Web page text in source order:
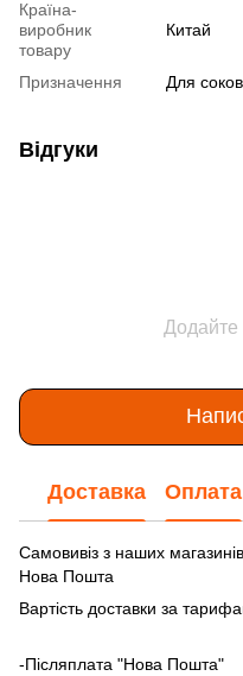
Країна-
виробник
товару
Китай
Призначення Для
Відгуки
Додайте
Доставка Оплата
Самовивіз з наших магазинів
Нова Пошта
Вартість доставки за
-Післяплата "Нова Пошта"